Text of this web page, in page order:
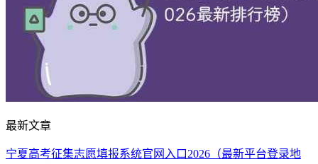
最新文章
宁夏高考征集志愿填报系统官网入口2026（最新平台登录地